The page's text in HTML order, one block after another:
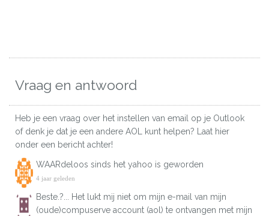
Vraag en antwoord
Heb je een vraag over het instellen van email op je Outlook
of denk je dat je een andere AOL kunt helpen? Laat hier
onder een bericht achter!
WAARdeloos sinds het yahoo is geworden
4 jaar geleden
Beste.?... Het lukt mij niet om mijn e-mail van mijn
(oude)compuserve account (aol) te ontvangen met mijn